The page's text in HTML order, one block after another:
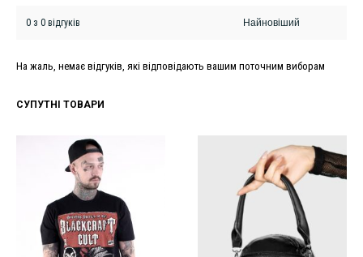
0 з 0 відгуків
На жаль, немає відгуків, які відповідають вашим поточним виборам
СУПУТНІ ТОВАРИ